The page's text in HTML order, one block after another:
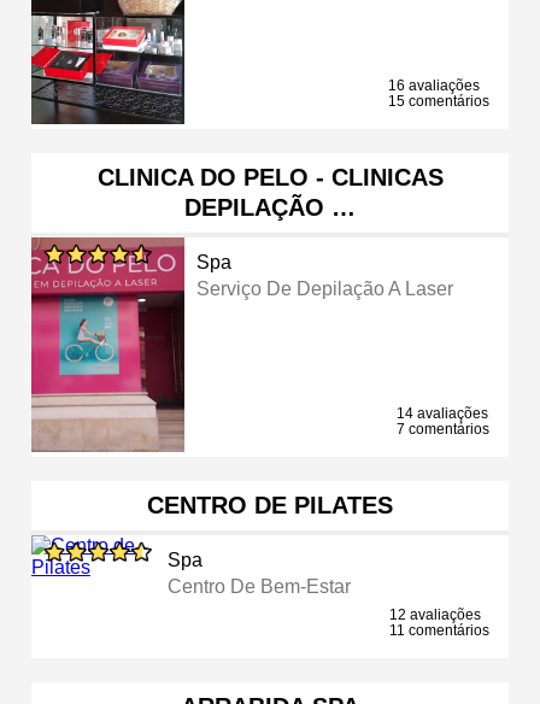
16 avaliações
15 comentários
CLINICA DO PELO - CLINICAS
DEPILAÇÃO …
Spa
Serviço De Depilação A Laser
14 avaliações
7 comentários
CENTRO DE PILATES
Spa
Centro De Bem-Estar
12 avaliações
11 comentários